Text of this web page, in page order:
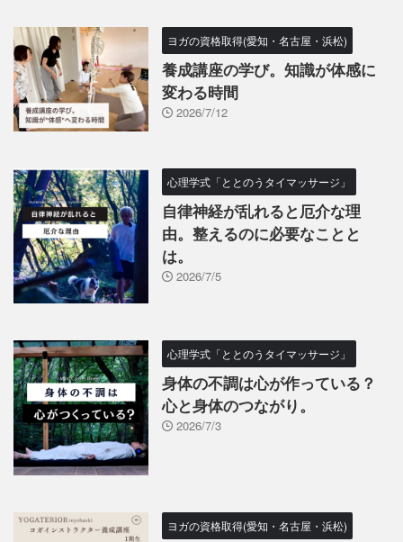
ヨガの資格取得(愛知・名古屋・浜松)
養成講座の学び。知識が体感に
変わる時間
2026/7/12
心理学式「ととのうタイマッサージ」
自律神経が乱れると厄介な理
由。整えるのに必要なことと
は。
2026/7/5
心理学式「ととのうタイマッサージ」
身体の不調は心が作っている？
心と身体のつながり。
2026/7/3
ヨガの資格取得(愛知・名古屋・浜松)